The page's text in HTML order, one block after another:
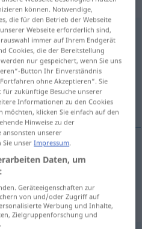
anklicken/antippen)
"durchstehen"
können. Notwendige,
die für den Betrieb der Webseite
Webseite erforderlich sind,
immer auf Ihrem Endgerät
Cookies, die der Bereitstellung
nur gespeichert, wenn Sie uns
Button Ihr Einverständnis
ohne Akzeptieren“. Sie
zukünftige Besuche unserer
Informationen zu den Cookies
klicken Sie einfach auf den
Hinweise zu der
ansonsten unserer
Sie unserImpressum.
Daten, um
Geräteeigenschaften zur
von und/oder Zugriff auf
Werbung und Inhalte,
Zielgruppenforschung und